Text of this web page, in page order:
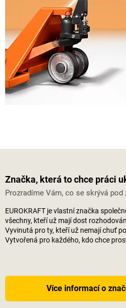
Značka, která to chce práci
Prozradíme Vám, co se skrývá pod
EUROKRAFT je vlastní značka
všechny, kteří už mají dost
Vyvinutá pro ty, kteří už nemají chuť
Vytvořená pro každého, kdo chce
Více informací o